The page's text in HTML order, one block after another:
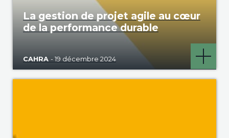
La gestion de projet agile au cœur
de la performance durable
CAHRA - 19 décembre 2024